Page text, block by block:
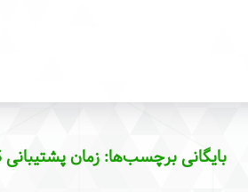
بایگانی برچسب‌ها: زمان پشتیبانی UPS